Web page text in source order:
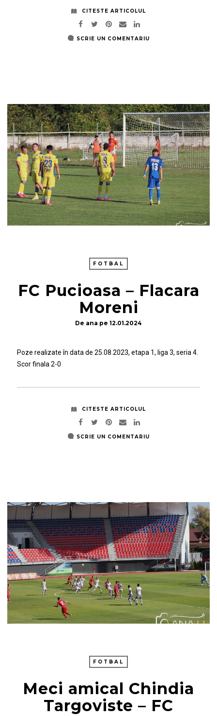
CITESTE ARTICOLUL
SCRIE UN COMENTARIU
FOTBAL
FC Pucioasa – Flacara
Moreni
De ana pe 12.01.2024
Poze realizate în data de 25.08.2023, etapa 1, liga 3, seria 4.
Scor finala 2-0
CITESTE ARTICOLUL
SCRIE UN COMENTARIU
FOTBAL
Meci amical Chindia
Targoviste – FC